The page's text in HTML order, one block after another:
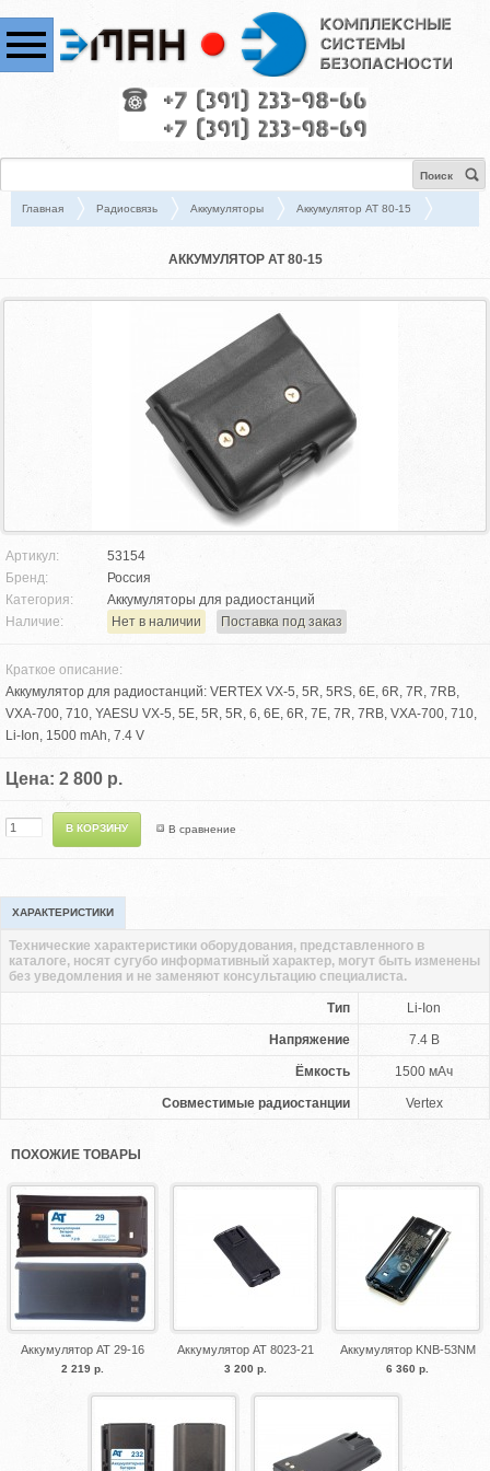
Поиск
Главная Радиосвязь Аккумуляторы Аккумулятор АТ 80-15
АККУМУЛЯТОР АТ 80-15
Артикул:
53154
Бренд:
Россия
Категория:
Аккумуляторы для радиостанций
Наличие:
Нет в наличии Поставка под заказ
Краткое описание:
Аккумулятор для радиостанций: VERTEX VX-5, 5R, 5RS, 6E, 6R, 7R, 7RB,
VXA-700, 710, YAESU VX-5, 5E, 5R, 5R, 6, 6E, 6R, 7E, 7R, 7RB, VXA-700, 710,
Li-Ion, 1500 mAh, 7.4 V
Цена: 2 800 р.
В сравнение
ХАРАКТЕРИСТИКИ
Тип Li-Ion
Напряжение 7.4 В
Ёмкость 1500 мАч
Совместимые радиостанции Vertex
Технические характеристики оборудования, представленного в
каталоге, носят сугубо информативный характер, могут быть изменены
без уведомления и не заменяют консультацию специалиста.
ПОХОЖИЕ ТОВАРЫ
Аккумулятор AT 29-16
2 219 р.
Аккумулятор AT 8023-21
3 200 р.
Аккумулятор KNB-53NM
6 360 р.